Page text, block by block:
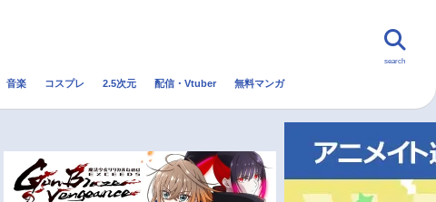
配信・Vtuber トレンド 無料マンガ
search
音楽 コスプレ 2.5次元 配信・Vtuber 無料マンガ